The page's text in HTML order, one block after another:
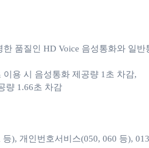
품질인 HD Voice 음성통화와 일
용 시 음성통화 제공량 1초 차감,
량 1.66초 차감
), 개인번호서비스(050, 060 등),